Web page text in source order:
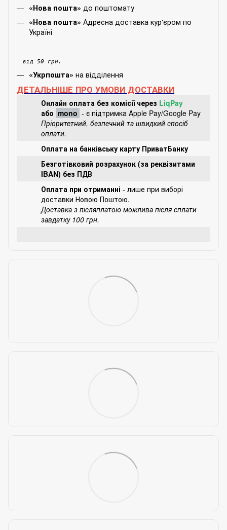
«Нова пошта» до поштомату
«Нова пошта» Адресна доставка кур'єром по
Україні
від 50 грн.
«Укрпошта» на відділення
ДЕТАЛЬНІШЕ ПРО УМОВИ ДОСТАВКИ
Онлайн оплата без комісії через LiqPay
або mono - є підтримка Apple Pay/Google Pay
Пріоритетний, безпечний та швидкий спосіб
оплати.
Оплата на банківську карту ПриватБанку
Безготівковий розрахунок (за реквізитами
IBAN) без ПДВ
Оплата при отриманні - лише при виборі
доставки Новою Поштою.
Доставка з післяплатою можлива після сплати
завдатку 100 грн.